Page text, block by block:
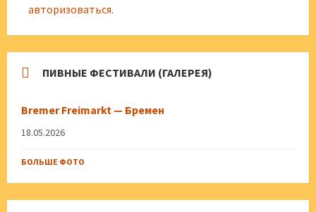
авторизоваться.
ПИВНЫЕ ФЕСТИВАЛИ (ГАЛЕРЕЯ)
Bremer Freimarkt — Бремен
18.05.2026
БОЛЬШЕ ФОТО